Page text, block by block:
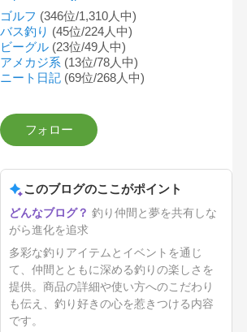
ゴルフ (346位/1,310人中)
バス釣り (45位/224人中)
ビーグル (23位/49人中)
アメカジ系 (13位/78人中)
ニート日記 (69位/268人中)
このブログのここがポイント
釣り仲間と夢を共有しな
がら進化を追求
多彩な釣りアイテムとイベントを通じ
て、仲間とともに深める釣りの楽しさを
提供。商品の詳細や使い方へのこだわり
も伝え、釣り好きの心を惹きつける内容
です。